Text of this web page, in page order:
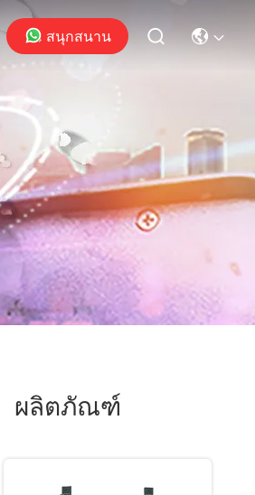
สนุกสนาน
ผลิตภัณฑ์